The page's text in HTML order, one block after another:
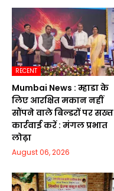
RECENT
Mumbai News : म्हाडा के
लिए आरक्षित मकान नहीं
सौंपने वाले बिल्डरों पर सख्त
कार्रवाई करें : मंगल प्रभात
लोढ़ा
August 06, 2026